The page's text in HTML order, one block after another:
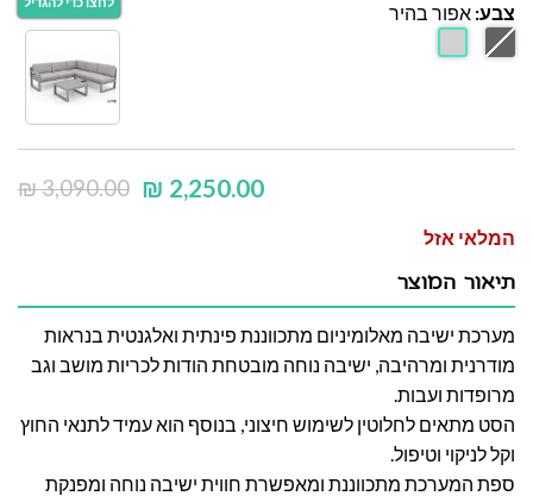
צבע: אפור בהיר
₪3,090.00 ₪ 2,250.00
המלאי אזל
תיאור המוצר
מערכת ישיבה מאלומיניום מתכווננת פינתית ואלגנטית בנראות
מודרנית ומרהיבה, ישיבה נוחה מובטחת הודות לכריות מושב וגב
מרופדות ועבות.
הסט מתאים לחלוטין לשימוש חיצוני, בנוסף הוא עמיד לתנאי החוץ
וקל לניקוי וטיפול.
ספת המערכת מתכווננת ומאפשרת חווית ישיבה נוחה ומפנקת